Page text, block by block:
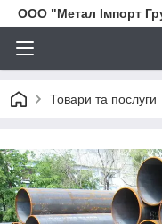
ООО "Метал Імпорт
Товари та послуги